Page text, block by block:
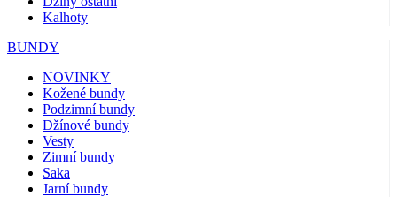
Kalhoty
BUNDY
NOVINKY
Kožené bundy
Podzimní bundy
Džínové bundy
Vesty
Zimní bundy
Saka
Jarní bundy